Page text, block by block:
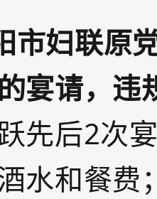
市妇联原
宴请，违
先后2次
水和餐费